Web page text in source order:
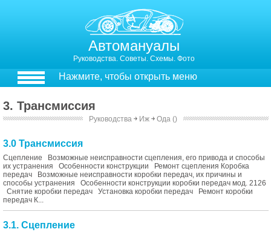
Автомануалы
Руководства. Советы. Схемы. Фото
Нажмите, чтобы открыть меню
3. Трансмиссия
Руководства ￫ Иж ￫ Ода ()
3.0 Трансмиссия
Сцепление Возможные неисправности сцепления, его привода и способы
их устранения Особенности конструкции Ремонт сцепления Коробка
передач Возможные неисправности коробки передач, их причины и
способы устранения Особенности конструкции коробки передач мод. 2126
Снятие коробки передач Установка коробки передач Ремонт коробки
передач К...
3.1. Сцепление